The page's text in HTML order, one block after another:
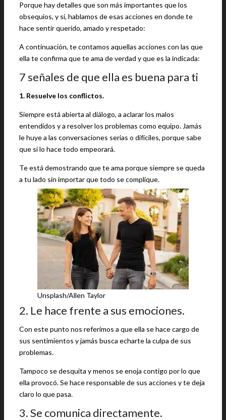
Porque hay detalles que son más importantes que los
obsequios, y sí, hablamos de esas acciones en donde te
hace sentir querido, amado y respetado:
A continuación, te contamos aquellas acciones con las que
ella te confirma que te ama de verdad y que es la indicada:
7 señales de que ella es buena para ti
1. Resuelve los conflictos.
Siempre está abierta al diálogo, a aclarar los malos
entendidos y a resolver los problemas como equipo. Jamás
le huye a las conversaciones serias o difíciles, porque sabe
que si lo hace todo empeorará.
Te está demostrando que te ama porque siempre se queda
a tu lado sin importar que todo se complique.
Unsplash/Allen Taylor
2. Le hace frente a sus emociones.
Con este punto nos referimos a que ella se hace cargo de
sus sentimientos y jamás busca echarte la culpa de sus
problemas.
Tampoco se desquita y menos se enoja contigo por lo que
ella provocó. Se hace responsable de sus acciones y te deja
claro lo que pasa.
3. Se comunica directamente.